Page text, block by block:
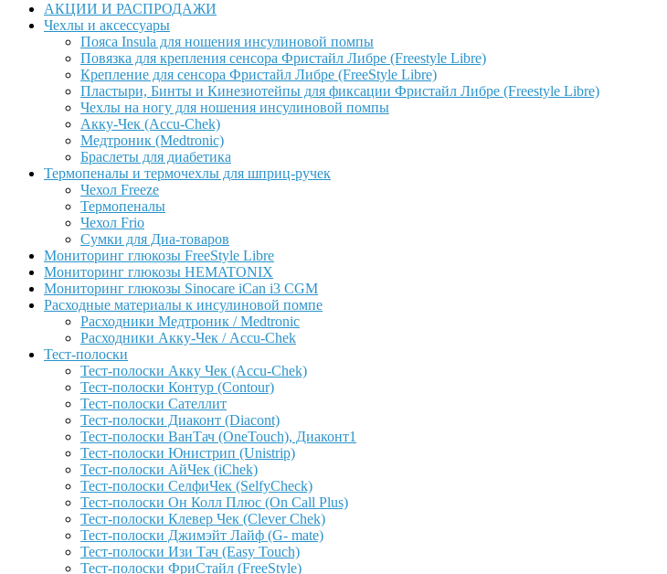
АКЦИИ И РАСПРОДАЖИ
Чехлы и аксессуары
Пояса Insula для ношения инсулиновой помпы
Повязка для крепления сенсора Фристайл Либре (Freestyle Libre)
Крепление для сенсора Фристайл Либре (FreeStyle Libre)
Пластыри, Бинты и Кинезиотейпы для фиксации Фристайл Либре (Freestyle Libre)
Чехлы на ногу для ношения инсулиновой помпы
Акку-Чек (Accu-Chek)
Медтроник (Medtronic)
Браслеты для диабетика
Термопеналы и термочехлы для шприц-ручек
Чехол Freeze
Термопеналы
Чехол Frio
Сумки для Диа-товаров
Мониторинг глюкозы FreeStyle Libre
Мониторинг глюкозы HEMATONIX
Мониторинг глюкозы Sinocare iCan i3 CGM
Расходные материалы к инсулиновой помпе
Расходники Медтроник / Medtronic
Расходники Акку-Чек / Accu-Chek
Тест-полоски
Тест-полоски Акку Чек (Accu-Chek)
Тест-полоски Контур (Contour)
Тест-полоски Сателлит
Тест-полоски Диаконт (Diacont)
Тест-полоски ВанТач (OneTouch), Диаконт1
Тест-полоски Юнистрип (Unistrip)
Тест-полоски АйЧек (iChek)
Тест-полоски СелфиЧек (SelfyCheck)
Тест-полоски Он Колл Плюс (On Call Plus)
Тест-полоски Клевер Чек (Clever Chek)
Тест-полоски Джимэйт Лайф (G- mate)
Тест-полоски Изи Тач (Easy Touch)
Тест-полоски ФриCтайл (FreeStyle)